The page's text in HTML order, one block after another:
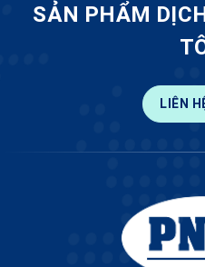
SẢN PHẨM
LIÊN